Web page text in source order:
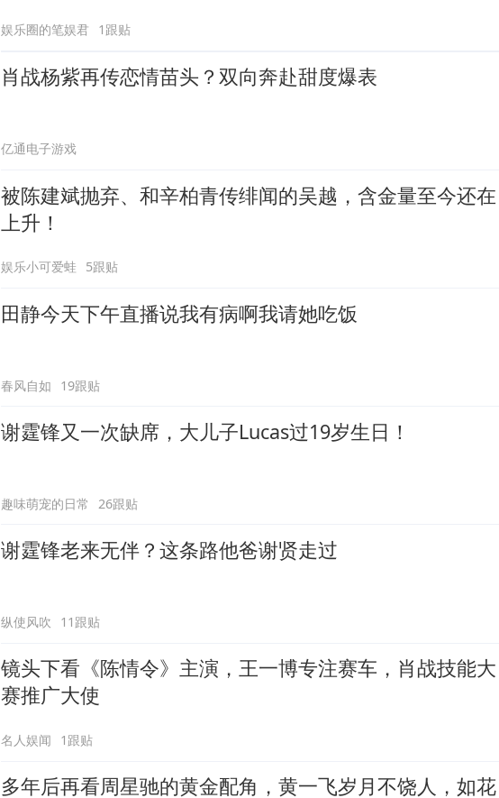
娱乐圈的笔娱君 1跟贴
肖战杨紫再传恋情苗头？双向奔赴甜度爆表
亿通电子游戏
被陈建斌抛弃、和辛柏青传绯闻的吴越，含金量至今还在
上升！
娱乐小可爱蛙 5跟贴
田静今天下午直播说我有病啊我请她吃饭
春风自如 19跟贴
谢霆锋又一次缺席，大儿子Lucas过19岁生日！
趣味萌宠的日常 26跟贴
谢霆锋老来无伴？这条路他爸谢贤走过
纵使风吹 11跟贴
镜头下看《陈情令》主演，王一博专注赛车，肖战技能大
赛推广大使
名人娱闻 1跟贴
多年后再看周星驰的黄金配角，黄一飞岁月不饶人，如花